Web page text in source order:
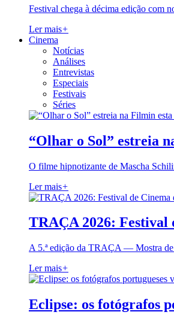
Festival chega à décima edição com
Ler mais+
Cinema
Notícias
Análises
Entrevistas
Especiais
Festivais
Séries
“Olhar o Sol” estreia
O filme hipnotizante de Mascha
Ler mais+
TRAÇA 2026: Festival
A 5.ª edição da TRAÇA — Mostra
Ler mais+
Eclipse: os fotógrafos